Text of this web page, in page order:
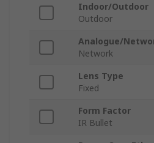
Indoor/Outdoor
Outdoor
Analogue/
Network
Lens Type
Fixed
Form Factor
IR Bullet